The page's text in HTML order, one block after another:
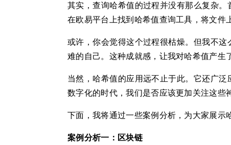
其实，查询哈希值的过程并没有那么复杂
在欧易平台上找到哈希值查询工具，将文件
或许，你会觉得这个过程很枯燥。但我不
难的自己。这种成就感，让我对哈希值产生
当然，哈希值的应用远不止于此。它还广
数字化的时代，我们是否应该更加关注这些
下面，我将通过一些案例分析，为大家展示
案例分析一：区块链